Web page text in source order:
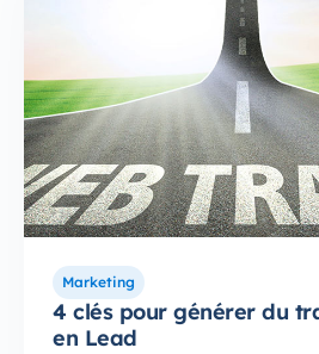
Marketing
4 clés pour générer du
en Lead